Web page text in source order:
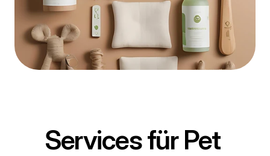
Services für Pet